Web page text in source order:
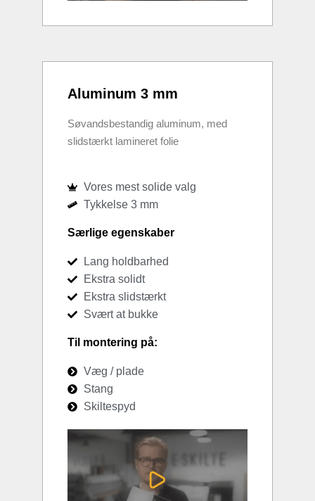
Aluminum 3 mm
Søvandsbestandig aluminum, med
slidstærkt lamineret folie
Vores mest solide valg
Tykkelse 3 mm
Særlige egenskaber
Lang holdbarhed
Ekstra solidt
Ekstra slidstærkt
Svært at bukke
Til montering på:
Væg / plade
Stang
Skiltespyd